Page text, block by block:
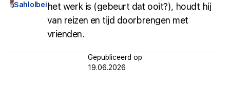
Sahlolbei het werk is (gebeurt dat ooit?), houdt hij
van reizen en tijd doorbrengen met
vrienden.
Gepubliceerd op
19.06.2026